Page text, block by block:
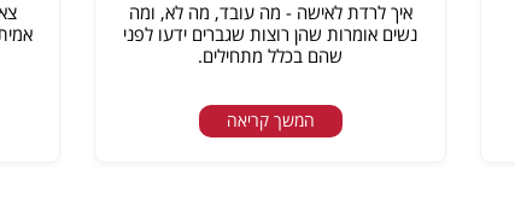
איך לרדת לאישה - מה עובד, מה לא, ומה
נשים אומרות שהן רוצות שגברים ידעו לפני
שהם בכלל מתחילים.
המשך קריאה